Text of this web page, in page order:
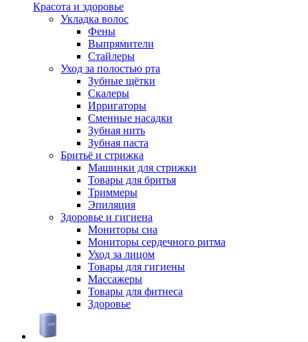
Красота и здоровье
Укладка волос
Фены
Выпрямители
Стайлеры
Уход за полостью рта
Зубные щётки
Скалеры
Ирригаторы
Сменные насадки
Зубная нить
Зубная паста
Бритьё и стрижка
Машинки для стрижки
Товары для бритья
Триммеры
Эпиляция
Здоровье и гигиена
Мониторы сна
Мониторы сердечного ритма
Уход за лицом
Товары для гигиены
Массажеры
Товары для фитнеса
Здоровье